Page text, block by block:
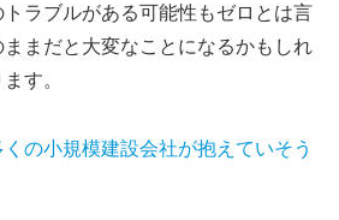
ラブルがある可能性もゼロとは言
まだと大変なことになるかもしれ
す。
の小規模建設会社が抱えていそう